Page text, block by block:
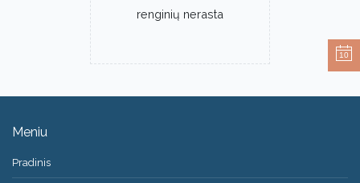
renginių nerasta
Meniu
Pradinis
10